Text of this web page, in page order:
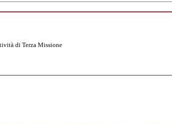
di Terza Missione